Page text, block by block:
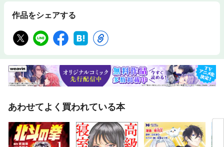
作品をシェアする
あわせてよく買われている本